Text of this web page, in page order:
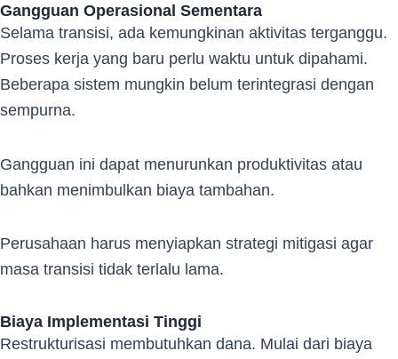
Gangguan Operasional Sementara
Selama transisi, ada kemungkinan aktivitas terganggu.
Proses kerja yang baru perlu waktu untuk dipahami.
Beberapa sistem mungkin belum terintegrasi dengan
sempurna.
Gangguan ini dapat menurunkan produktivitas atau
bahkan menimbulkan biaya tambahan.
Perusahaan harus menyiapkan strategi mitigasi agar
masa transisi tidak terlalu lama.
Biaya Implementasi Tinggi
Restrukturisasi membutuhkan dana. Mulai dari biaya